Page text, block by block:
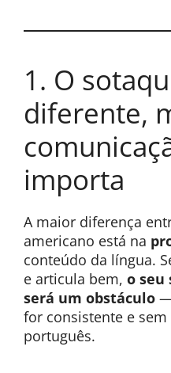
1. O
diferente,
importa
A maior diferença
americano está na
conteúdo da língua.
e articula bem, o seu
será um obstáculo —
for consistente e
português.